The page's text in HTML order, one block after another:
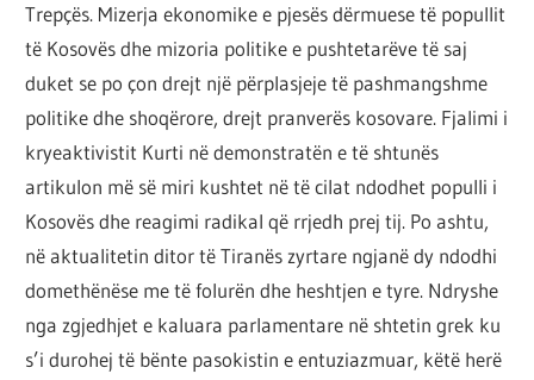
Trepçës. Mizerja ekonomike e pjesës dërmuese të popullit
të Kosovës dhe mizoria politike e pushtetarëve të saj
duket se po çon drejt një përplasjeje të pashmangshme
politike dhe shoqërore, drejt pranverës kosovare. Fjalimi i
kryeaktivistit Kurti në demonstratën e të shtunës
artikulon më së miri kushtet në të cilat ndodhet populli i
Kosovës dhe reagimi radikal që rrjedh prej tij. Po ashtu,
në aktualitetin ditor të Tiranës zyrtare ngjanë dy ndodhi
domethënëse me të folurën dhe heshtjen e tyre. Ndryshe
nga zgjedhjet e kaluara parlamentare në shtetin grek ku
s’i durohej të bënte pasokistin e entuziazmuar, këtë herë